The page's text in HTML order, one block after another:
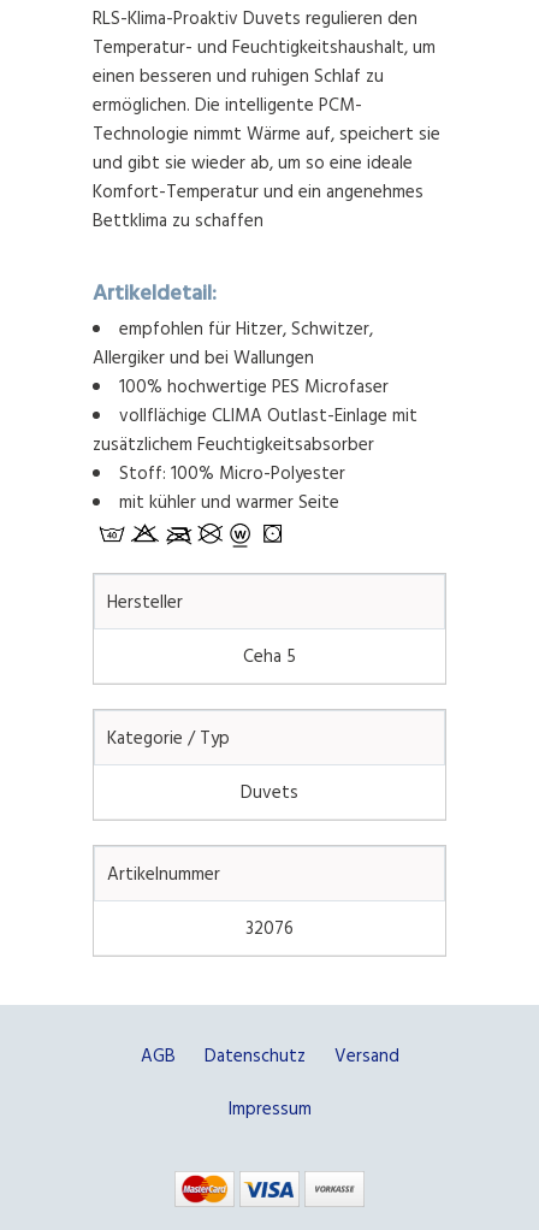
RLS-Klima-Proaktiv Duvets regulieren den
Temperatur- und Feuchtigkeitshaushalt, um
einen besseren und ruhigen Schlaf zu
ermöglichen. Die intelligente PCM-
Technologie nimmt Wärme auf, speichert sie
und gibt sie wieder ab, um so eine ideale
Komfort-Temperatur und ein angenehmes
Bettklima zu schaffen
Artikeldetail:
empfohlen für Hitzer, Schwitzer,
Allergiker und bei Wallungen
100% hochwertige PES Microfaser
vollflächige CLIMA Outlast-Einlage mit
zusätzlichem Feuchtigkeitsabsorber
Stoff: 100% Micro-Polyester
mit kühler und warmer Seite
Hersteller
Ceha 5
Kategorie / Typ
Duvets
Artikelnummer
32076
AGB Datenschutz
Versand
Impressum